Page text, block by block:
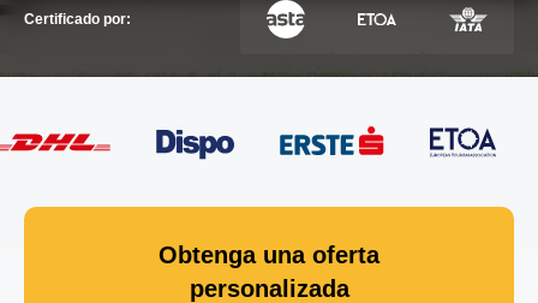
Certificado por:
Obtenga una oferta
personalizada